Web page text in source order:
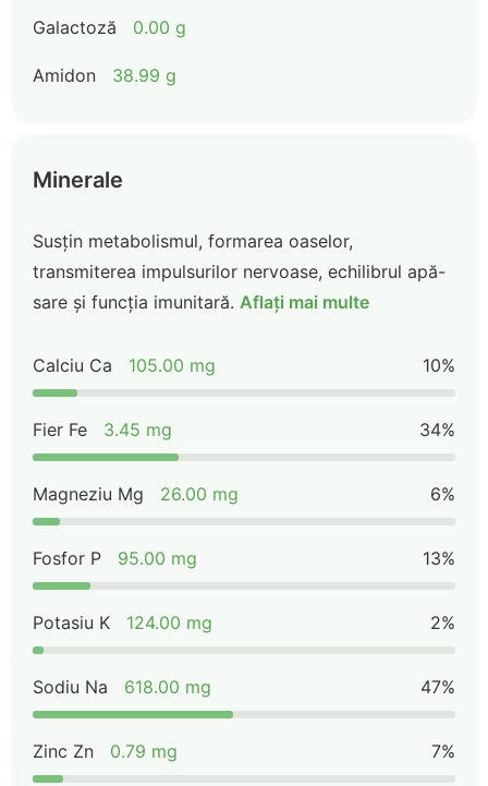
Galactoză 0.00 g
Amidon 38.99 g
Minerale
Susțin metabolismul, formarea oaselor,
transmiterea impulsurilor nervoase, echilibrul apă-
sare și funcția imunitară. Aflați mai multe
Calciu Ca 105.00 mg 10%
Fier Fe 3.45 mg 34%
Magneziu Mg 26.00 mg 6%
Fosfor P 95.00 mg 13%
Potasiu K 124.00 mg 2%
Sodiu Na 618.00 mg 47%
Zinc Zn 0.79 mg 7%